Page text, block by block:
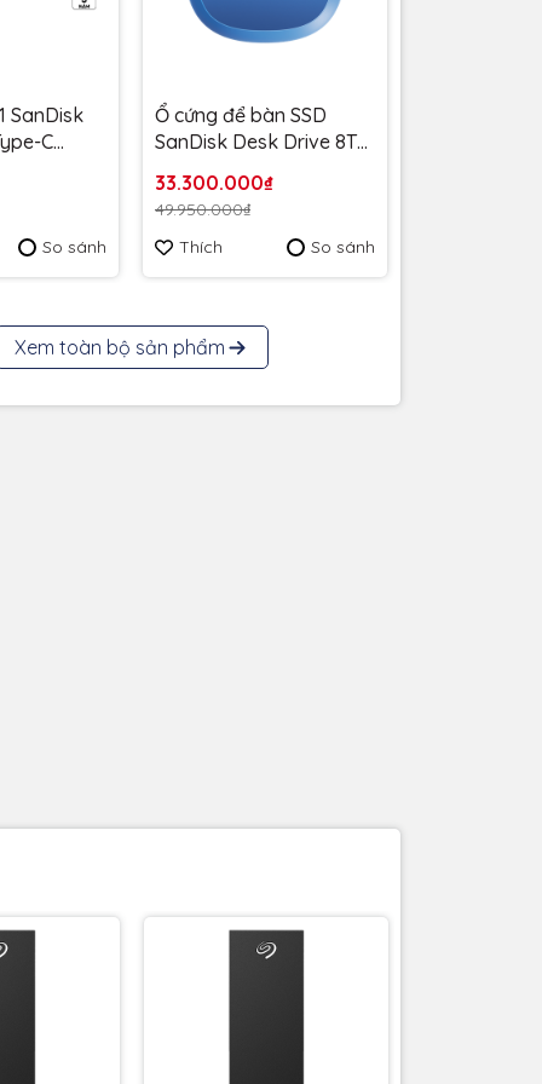
SanDisk
C
G46 -
So sánh
Ổ cứng để bàn SSD
SanDisk Desk Drive 8TB
1000MB/s SDSSDT40C-
8T00-A25 - Bảo Hành 3
năm
33.300.000₫
49.950.000₫
Thích
So sánh
Xem toàn bộ sản phẩm